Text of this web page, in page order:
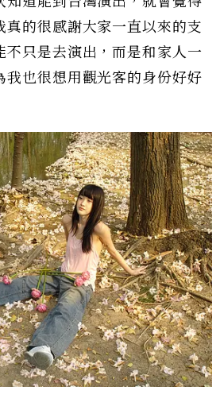
真的很感謝大家一直以來的支
不只是去演出，而是和家人一
我也很想用觀光客的身份好好